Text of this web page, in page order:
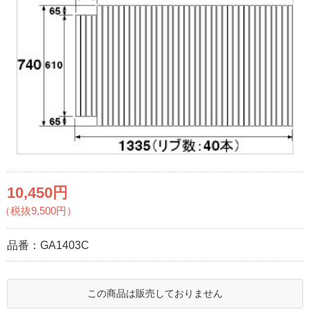
10,450円
（税抜9,500円）
品番： GA1403C
この商品は販売しておりません